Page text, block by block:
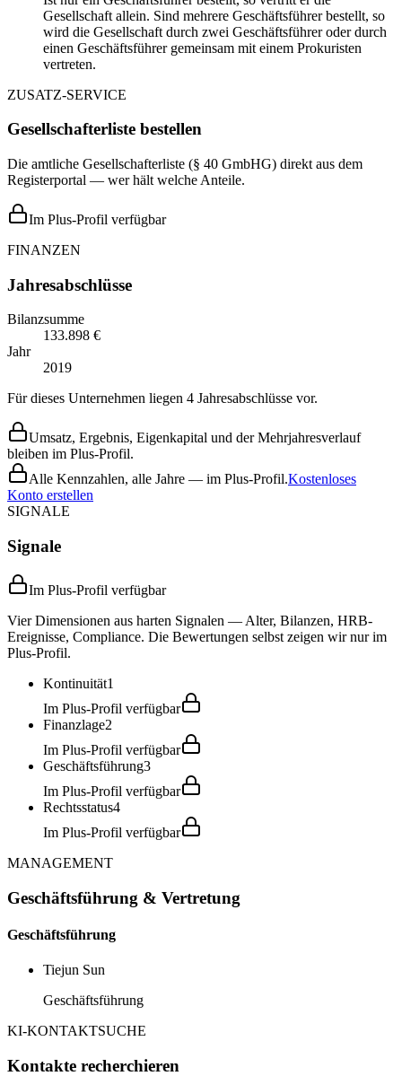
Gesellschaft allein. Sind mehrere Geschäftsführer bestellt, so
wird die Gesellschaft durch zwei Geschäftsführer oder durch
einen Geschäftsführer gemeinsam mit einem Prokuristen
vertreten.
ZUSATZ-SERVICE
Gesellschafterliste bestellen
Die amtliche Gesellschafterliste (§ 40 GmbHG) direkt aus dem
Registerportal — wer hält welche Anteile.
Im Plus-Profil verfügbar
FINANZEN
Jahresabschlüsse
Bilanzsumme
133.898 €
Jahr
2019
Für dieses Unternehmen liegen 4 Jahresabschlüsse vor.
Umsatz, Ergebnis, Eigenkapital und der Mehrjahresverlauf
bleiben im Plus-Profil.
Alle Kennzahlen, alle Jahre — im Plus-Profil.Kostenloses
Konto erstellen
SIGNALE
Signale
Im Plus-Profil verfügbar
Vier Dimensionen aus harten Signalen — Alter, Bilanzen, HRB-
Ereignisse, Compliance. Die Bewertungen selbst zeigen wir nur im
Plus-Profil.
Kontinuität1
Im Plus-Profil verfügbar
Finanzlage2
Im Plus-Profil verfügbar
Geschäftsführung3
Im Plus-Profil verfügbar
Rechtsstatus4
Im Plus-Profil verfügbar
MANAGEMENT
Geschäftsführung & Vertretung
Geschäftsführung
Tiejun Sun
Geschäftsführung
KI-KONTAKTSUCHE
Kontakte recherchieren